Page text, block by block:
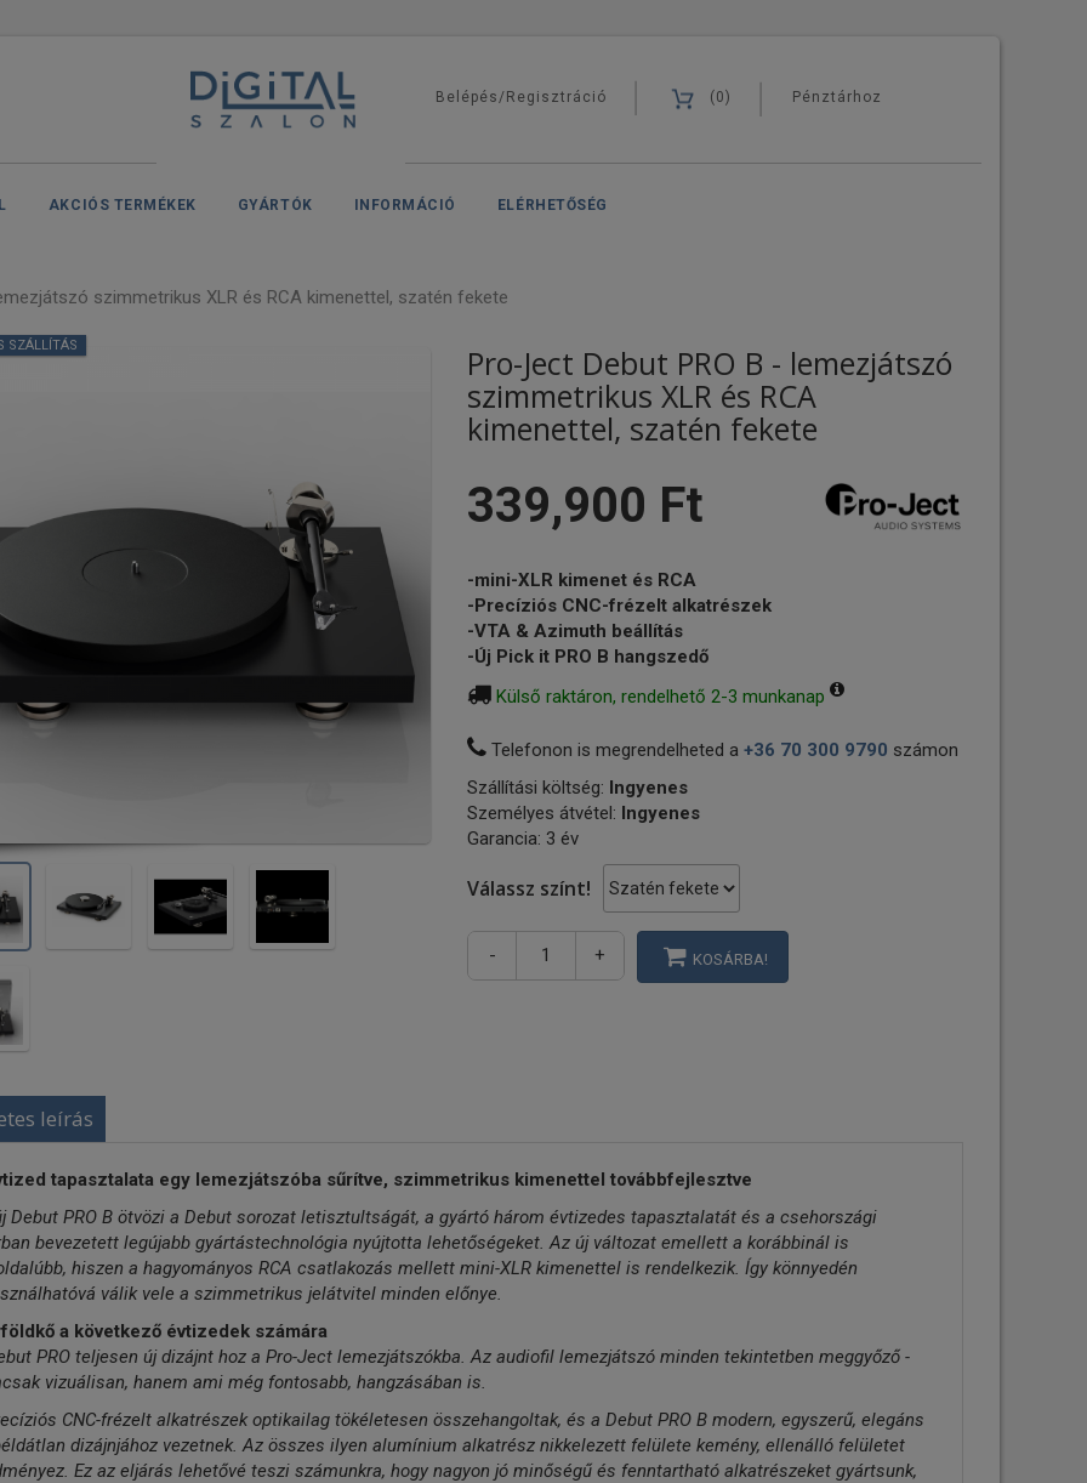
Belépés/Regisztráció (0) Pénztárhoz
AKCIÓS TERMÉKEK GYÁRTÓK INFORMÁCIÓ ELÉRHETŐSÉG
szimmetrikus XLR és RCA kimenettel, szatén fekete
SZÁLLÍTÁS Pro-Ject Debut PRO B - lemezjátszó
szimmetrikus XLR és RCA
kimenettel, szatén fekete
339,900 Ft
-mini-XLR kimenet és RCA
-Precíziós CNC-frézelt alkatrészek
-VTA & Azimuth beállítás
-Új Pick it PRO B hangszedő
Külső raktáron, rendelhető 2-3 munkanap
Telefonon is megrendelheted a+36 70 300 9790 számon
Szállítási költség: Ingyenes
Személyes átvétel: Ingyenes
Garancia: 3 év
Válassz színt!
- + KOSÁRBA!
leírás
tapasztalata egy lemezjátszóba sűrítve, szimmetrikus kimenettel továbbfejlesztve
Debut PRO B ötvözi a Debut sorozat letisztultságát, a gyártó három évtizedes tapasztalatát és a csehországi
bevezetett legújabb gyártástechnológia nyújtotta lehetőségeket. Az új változat emellett a korábbinál is
hiszen a hagyományos RCA csatlakozás mellett mini-XLR kimenettel is rendelkezik. Így könnyedén
válik vele a szimmetrikus jelátvitel minden előnye.
a következő évtizedek számára
PRO teljesen új dizájnt hoz a Pro-Ject lemezjátszókba. Az audiofil lemezjátszó minden tekintetben meggyőző -
vizuálisan, hanem ami még fontosabb, hangzásában is.
CNC-frézelt alkatrészek optikailag tökéletesen összehangoltak, és a Debut PRO B modern, egyszerű, elegáns
dizájnjához vezetnek. Az összes ilyen alumínium alkatrész nikkelezett felülete kemény, ellenálló felületet
Ez az eljárás lehetővé teszi számunkra, hogy nagyon jó minőségű és fenntartható alkatrészeket gyártsunk,